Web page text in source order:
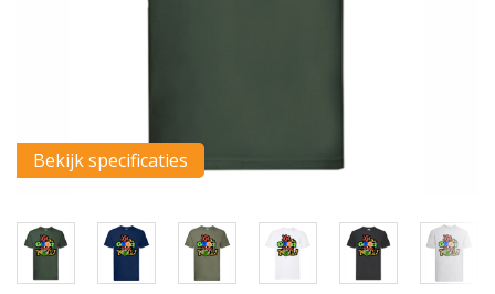
Bekijk specificaties